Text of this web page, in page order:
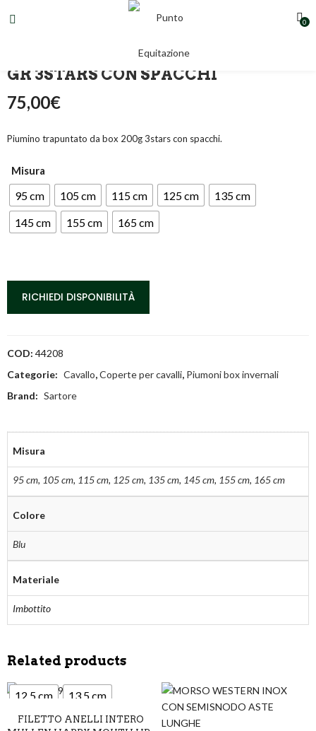
0
PIUMINO TRAPUNTATO DA BOX 200
GR 3STARS CON SPACCHI
75,00€
Piumino trapuntato da box 200g 3stars con spacchi.
Misura
95 cm 105 cm 115 cm 125 cm
135 cm
145 cm
155 cm 165 cm
RICHIEDI DISPONIBILITÀ
COD: 44208
Categorie: Cavallo,Coperte per cavalli, Piumoni box invernali
Brand: Sartore
Misura
95 cm, 105 cm, 115 cm, 125 cm, 135 cm, 145 cm, 155 cm, 165 cm
Colore
Blu
Materiale
Imbottito
Related products
12,5 cm
13,5 cm
14,5 cm
FILETTO ANELLI INTERO